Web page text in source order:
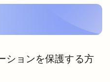
ションを保護する方